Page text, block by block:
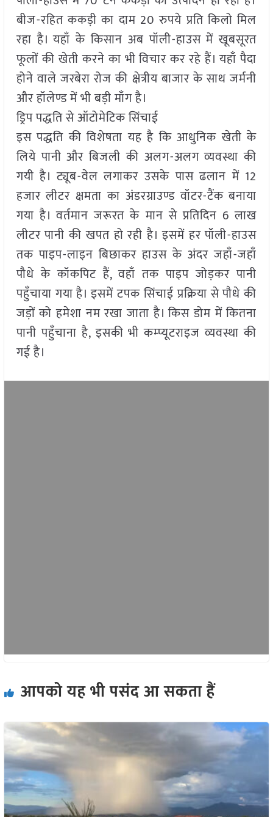
बीज-रहित ककड़ी का दाम 20 रुपये प्रति किलो मिल
रहा है। यहाँ के किसान अब पॉली-हाउस में खूबसूरत
फूलों की खेती करने का भी विचार कर रहे हैं। यहाँ पैदा
होने वाले जरबेरा रोज की क्षेत्रीय बाजार के साथ जर्मनी
और हॉलेण्ड में भी बड़ी माँग है।
ड्रिप पद्धति से ऑटोमेटिक सिंचाई
इस पद्धति की विशेषता यह है कि आधुनिक खेती के
लिये पानी और बिजली की अलग-अलग व्यवस्था की
गयी है। ट्यूब-वेल लगाकर उसके पास ढलान में 12
हजार लीटर क्षमता का अंडरग्राउण्ड वॉटर-टैंक बनाया
गया है। वर्तमान जरूरत के मान से प्रतिदिन 6 लाख
लीटर पानी की खपत हो रही है। इसमें हर पॉली-हाउस
तक पाइप-लाइन बिछाकर हाउस के अंदर जहाँ-जहाँ
पौधे के कॉकपिट हैं, वहाँ तक पाइप जोड़कर पानी
पहुँचाया गया है। इसमें टपक सिंचाई प्रक्रिया से पौधे की
जड़ों को हमेशा नम रखा जाता है। किस डोम में कितना
पानी पहुँचाना है, इसकी भी कम्प्यूटराइज व्यवस्था की
गई है।
आपको यह भी पसंद आ सकता हैं